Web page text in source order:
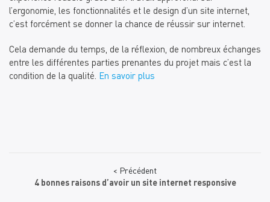
l’ergonomie, les fonctionnalités et le design d’un site internet,
c’est forcément se donner la chance de réussir sur internet.
Cela demande du temps, de la réflexion, de nombreux échanges
entre les différentes parties prenantes du projet mais c’est la
condition de la qualité. En savoir plus
< Précédent
4 bonnes raisons d’avoir un site internet responsive